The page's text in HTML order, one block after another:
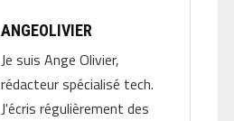
ANGEOLIVIER
Je suis Ange Olivier,
rédacteur spécialisé tech.
J'écris régulièrement des